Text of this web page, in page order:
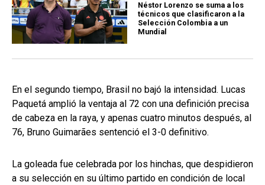
Néstor Lorenzo se suma a los
técnicos que clasificaron a la
Selección Colombia a un
Mundial
En el segundo tiempo, Brasil no bajó la intensidad. Lucas
Paquetá amplió la ventaja al 72 con una definición precisa
de cabeza en la raya, y apenas cuatro minutos después, al
76, Bruno Guimarães sentenció el 3-0 definitivo.
La goleada fue celebrada por los hinchas, que despidieron
a su selección en su último partido en condición de local